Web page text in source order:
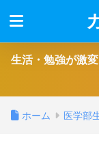
生活・勉強が激
ホーム 医学部